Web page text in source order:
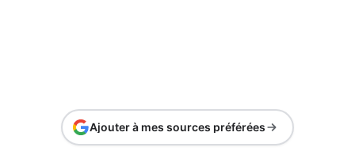
Ajouter à mes sources préférées